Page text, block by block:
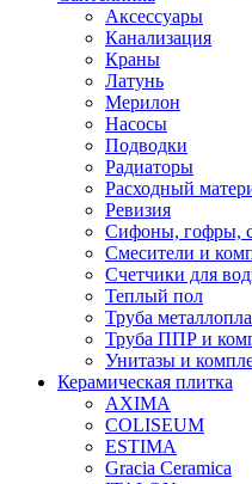
Аксессуары
Канализация
Краны
Латунь
Мерилон
Насосы
Подводки
Радиаторы
Расходный
Ревизия
Сифоны, гофры,
Смесители и
Счетчики для
Теплый пол
Труба
Труба ППР и
Унитазы и
Керамическая плитка
AXIMA
COLISEUM
ESTIMA
Gracia Ceramica